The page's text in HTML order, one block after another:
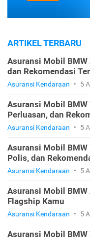
ARTIKEL TERBARU
Asuransi Mobil BMW
dan Rekomendasi
Asuransi Kendaraan • 5
Asuransi Mobil
Perluasan, dan
Asuransi Kendaraan • 5
Asuransi Mobil
Polis, dan
Asuransi Kendaraan • 5
Asuransi Mobil BMW
Flagship Kamu
Asuransi Kendaraan • 5
Asuransi Mobil